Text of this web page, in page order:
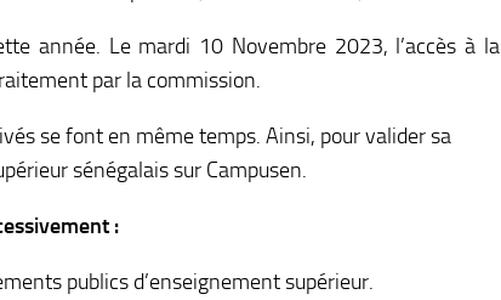
année. Le mardi 10 Novembre 2023, l’accès à la
par la commission.
se font en même temps. Ainsi, pour valider sa
sénégalais sur Campusen.
:
publics d’enseignement supérieur.